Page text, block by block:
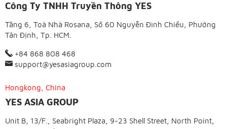
Công Ty TNHH Truyền Thông YES
Tầng 6, Toà Nhà Rosana, Số 60 Nguyễn Đình Chiểu, Phường
Tân Định, Tp. HCM.
+84 868 808 468
support@yesasiagroup.com
Hongkong, China
YES ASIA GROUP
Unit B, 13/F., Seabright Plaza, 9-23 Shell Street, North Point,